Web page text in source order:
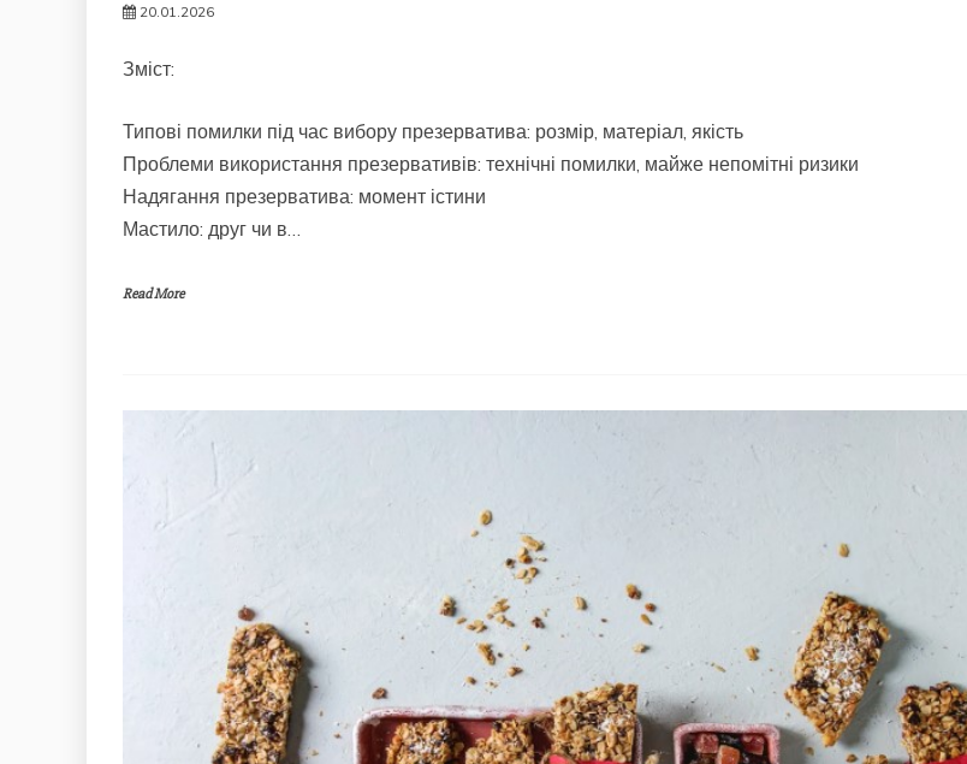
20.01.2026
Зміст:
Типові помилки під час вибору презерватива: розмір, матеріал, якість
Проблеми використання презервативів: технічні помилки, майже непомітні ризики
Надягання презерватива: момент істини
Мастило: друг чи в…
Read More